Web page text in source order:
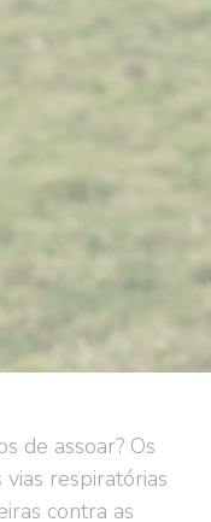
de assoar? Os
vias respiratórias
contra as